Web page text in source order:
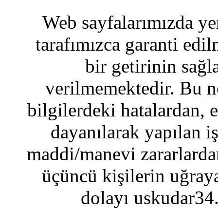
Web sayfalarımızda
tarafımızca garanti
bir getirinin
verilmemektedir. Bu
bilgilerdeki hatalardan,
dayanılarak yapılan
maddi/manevi
üçüncü kişilerin
dolayı